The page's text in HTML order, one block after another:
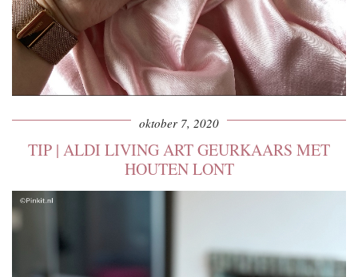
oktober 7, 2020
TIP | ALDI LIVING ART GEURKAARS MET
HOUTEN LONT